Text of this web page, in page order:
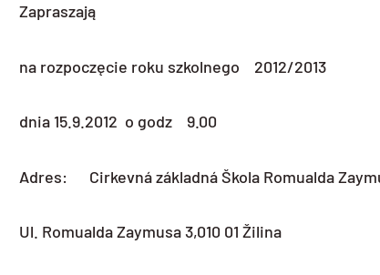
Zapraszają
na rozpoczęcie roku szkolnego 2012/2013
dnia 15.9.2012 o godz 9.00
Adres: Cirkevná základná Škola Romualda
Ul. Romualda Zaymusa 3,010 01 Žilina